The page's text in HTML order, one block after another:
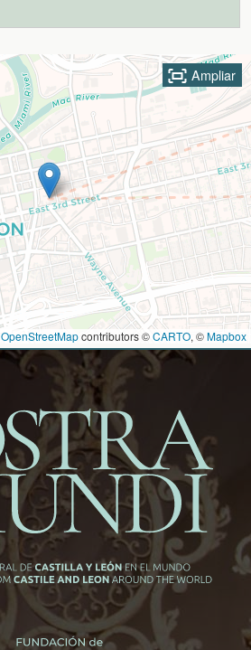
Ampliar
OpenStreetMapcontributors ©CARTO, ©Mapbox